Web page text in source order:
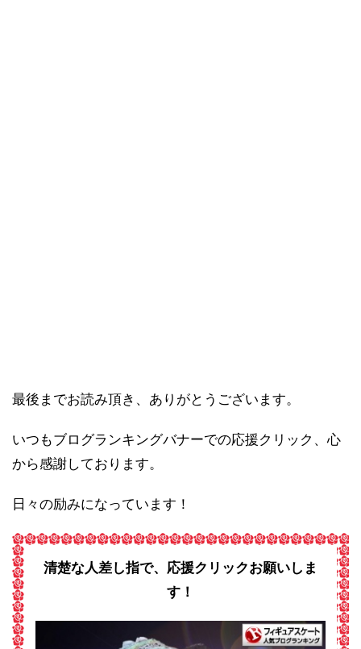
最後までお読み頂き、ありがとうございます。
いつもブログランキングバナーでの応援クリック、心
から感謝しております。
日々の励みになっています！
清楚な人差し指で、応援クリックお願いしま
す！